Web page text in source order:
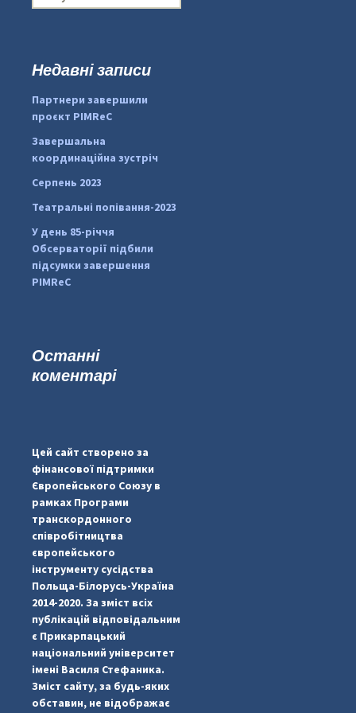
pimrec_project
о
:Недавні записи
Партнери завершили
проєкт PIMReC
Завершальна
координаційна зустріч
Серпень 2023
Театральні попівання-2023
У день 85-річчя
Обсерваторії підбили
підсумки завершення
PIMReC
Останні
коментарі
Цей сайт створено за
фінансової підтримки
Європейського Союзу в
рамках Програми
транскордонного
співробітництва
європейського
інструменту сусідства
Польща-Білорусь-Україна
2014-2020. За зміст всіх
публікацій відповідальним
є Прикарпацький
національний університет
імені Василя Стефаника.
Зміст сайту, за будь-яких
обставин, не відображає